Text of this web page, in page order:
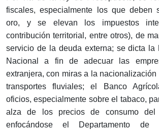
fiscales, especialmente los que deben
oro, y se elevan los impuestos
contribución territorial, entre otros), de
servicio de la deuda externa; se dicta la
Nacional a fin de adecuar las
extranjera, con miras a la
transportes fluviales; el Banco
oficios, especialmente sobre el tabaco,
alza de los precios de consumo del
enfocándose el Departamento